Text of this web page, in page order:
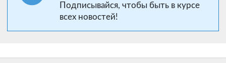
Подписывайся, чтобы быть в курсе
всех новостей!